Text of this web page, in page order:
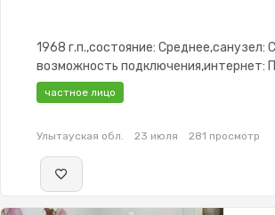
1968 г.п.,состояние:
возможность подключения,интернет:
меблирована,Частично
окнах,Домофон,Пластиковые
частное лицо
Улытауская обл. 23 июля 281 просмотр